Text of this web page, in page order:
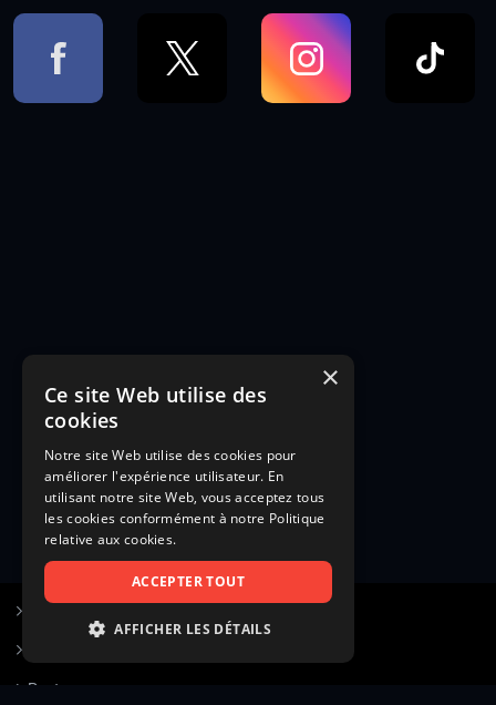
Poster une annonce
×
Ce site Web utilise des
cookies
Notre site Web utilise des cookies pour
améliorer l'expérience utilisateur. En
utilisant notre site Web, vous acceptez tous
les cookies conformément à notre Politique
relative aux cookies.
ACCEPTER TOUT
AFFICHER LES DÉTAILS